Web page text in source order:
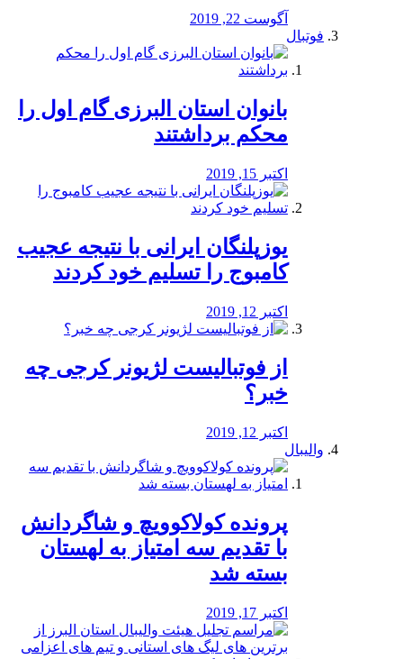
آگوست 22, 2019
فوتبال
بانوان استان البرزی گام اول را
محكم برداشتند
اکتبر 15, 2019
یوزپلنگان ایرانی با نتیجه عجیب
کامبوج را تسلیم خود کردند
اکتبر 12, 2019
از فوتبالیست لژیونر کرجی چه
خبر؟
اکتبر 12, 2019
والیبال
پرونده کولاکوویچ و شاگردانش
با تقدیم سه امتیاز به لهستان
بسته شد
اکتبر 17, 2019